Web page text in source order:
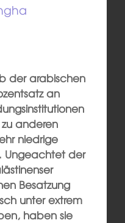
der arabischen
an
anderen
niedrige
Ungeachtet der
Besatzung
unter extrem
haben sie